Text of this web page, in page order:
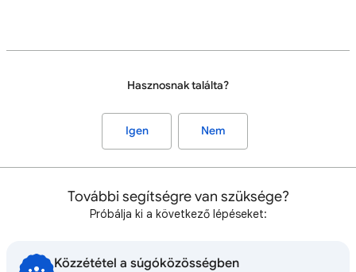
Hasznosnak találta?
Igen Nem
További segítségre van szüksége?
Próbálja ki a következő lépéseket:
Közzététel a súgóközösségben